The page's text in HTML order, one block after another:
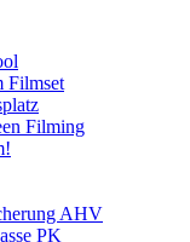
Filmset
Filming
AHV
PK